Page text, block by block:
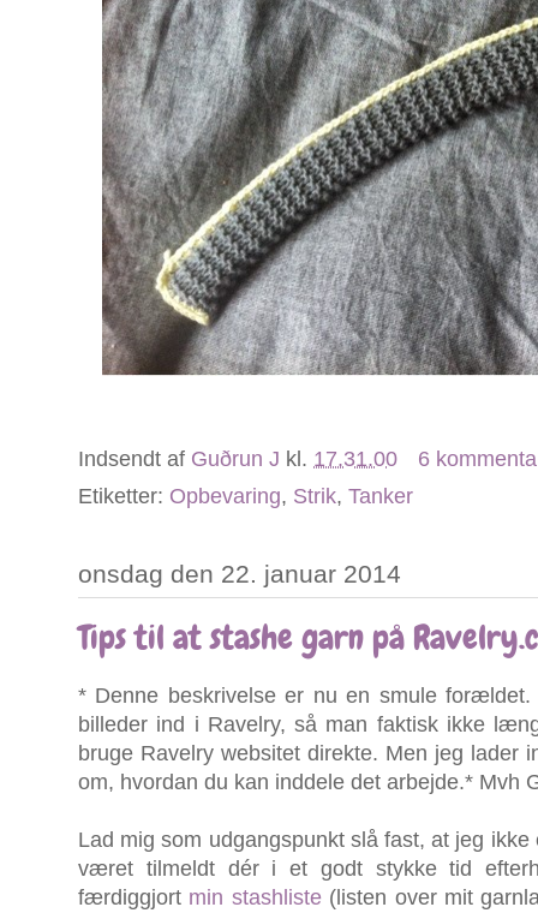
Indsendt af Guðrun J kl. 17.31.00
6
Etiketter: Opbevaring, Strik, Tanker
onsdag den 22. januar 2014
Tips til at stashe garn på
* Denne beskrivelse er nu en smule
billeder ind i Ravelry, så man faktisk ikke
bruge Ravelry websitet direkte. Men jeg lader
om, hvordan du kan inddele det arbejde.* Mvh
Lad mig som udgangspunkt slå fast, at jeg
været tilmeldt dér i et godt stykke tid
færdiggjort min stashliste(listen over mit